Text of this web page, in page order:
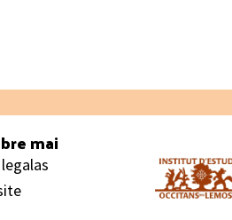
mai